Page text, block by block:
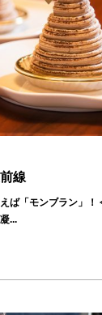
線
ば「モンブラン」！
...